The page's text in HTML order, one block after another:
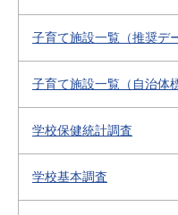
子育て施設一覧（推奨デ
子育て施設一覧（自治体
学校保健統計調査
学校基本調査